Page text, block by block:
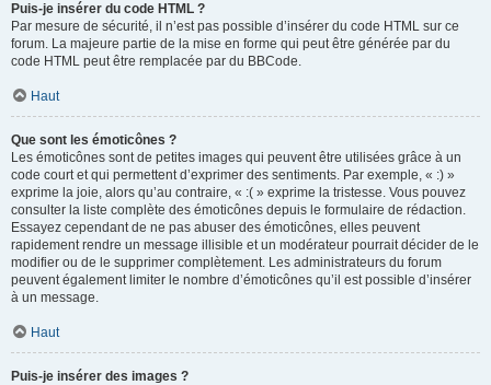
Puis-je insérer du code HTML ?
Par mesure de sécurité, il n’est pas possible d’insérer du code HTML sur ce
forum. La majeure partie de la mise en forme qui peut être générée par du
code HTML peut être remplacée par du BBCode.
Haut
Que sont les émoticônes ?
Les émoticônes sont de petites images qui peuvent être utilisées grâce à un
code court et qui permettent d’exprimer des sentiments. Par exemple, « :) »
exprime la joie, alors qu’au contraire, « :( » exprime la tristesse. Vous pouvez
consulter la liste complète des émoticônes depuis le formulaire de rédaction.
Essayez cependant de ne pas abuser des émoticônes, elles peuvent
rapidement rendre un message illisible et un modérateur pourrait décider de le
modifier ou de le supprimer complètement. Les administrateurs du forum
peuvent également limiter le nombre d’émoticônes qu’il est possible d’insérer
à un message.
Haut
Puis-je insérer des images ?